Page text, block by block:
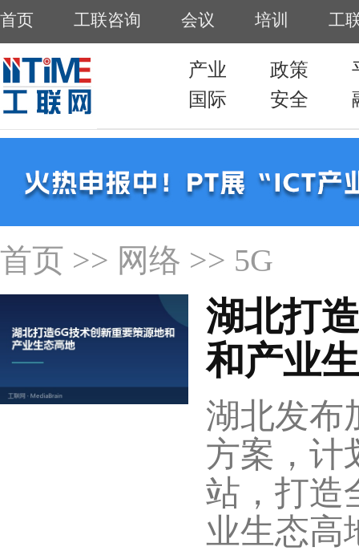
首页 工联咨询 会议 培训 工
产业 政策
国际
安全
首页 >> 网络 >> 5G
湖北打
和产业
湖北发布
方案，计
站，打造
业生态高